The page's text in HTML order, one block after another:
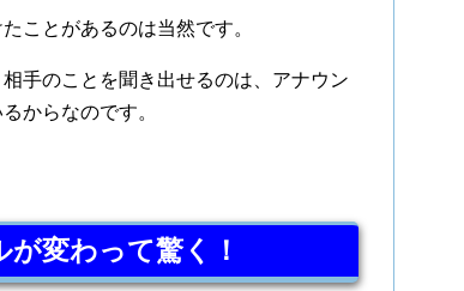
ことがあるのは当然です。
手のことを聞き出せるのは、アナウン
からなのです。
変わって驚く！